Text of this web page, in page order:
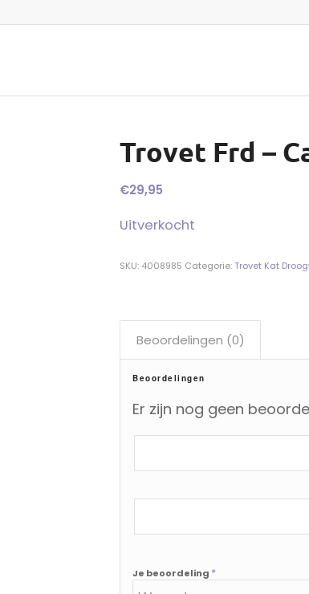
Trovet Frd –
€29,95
Uitverkocht
SKU: 4008985 Categorie: Trovet Kat
Beoordelingen (0)
Beoordelingen
Er zijn nog geen
Je beoordeling *